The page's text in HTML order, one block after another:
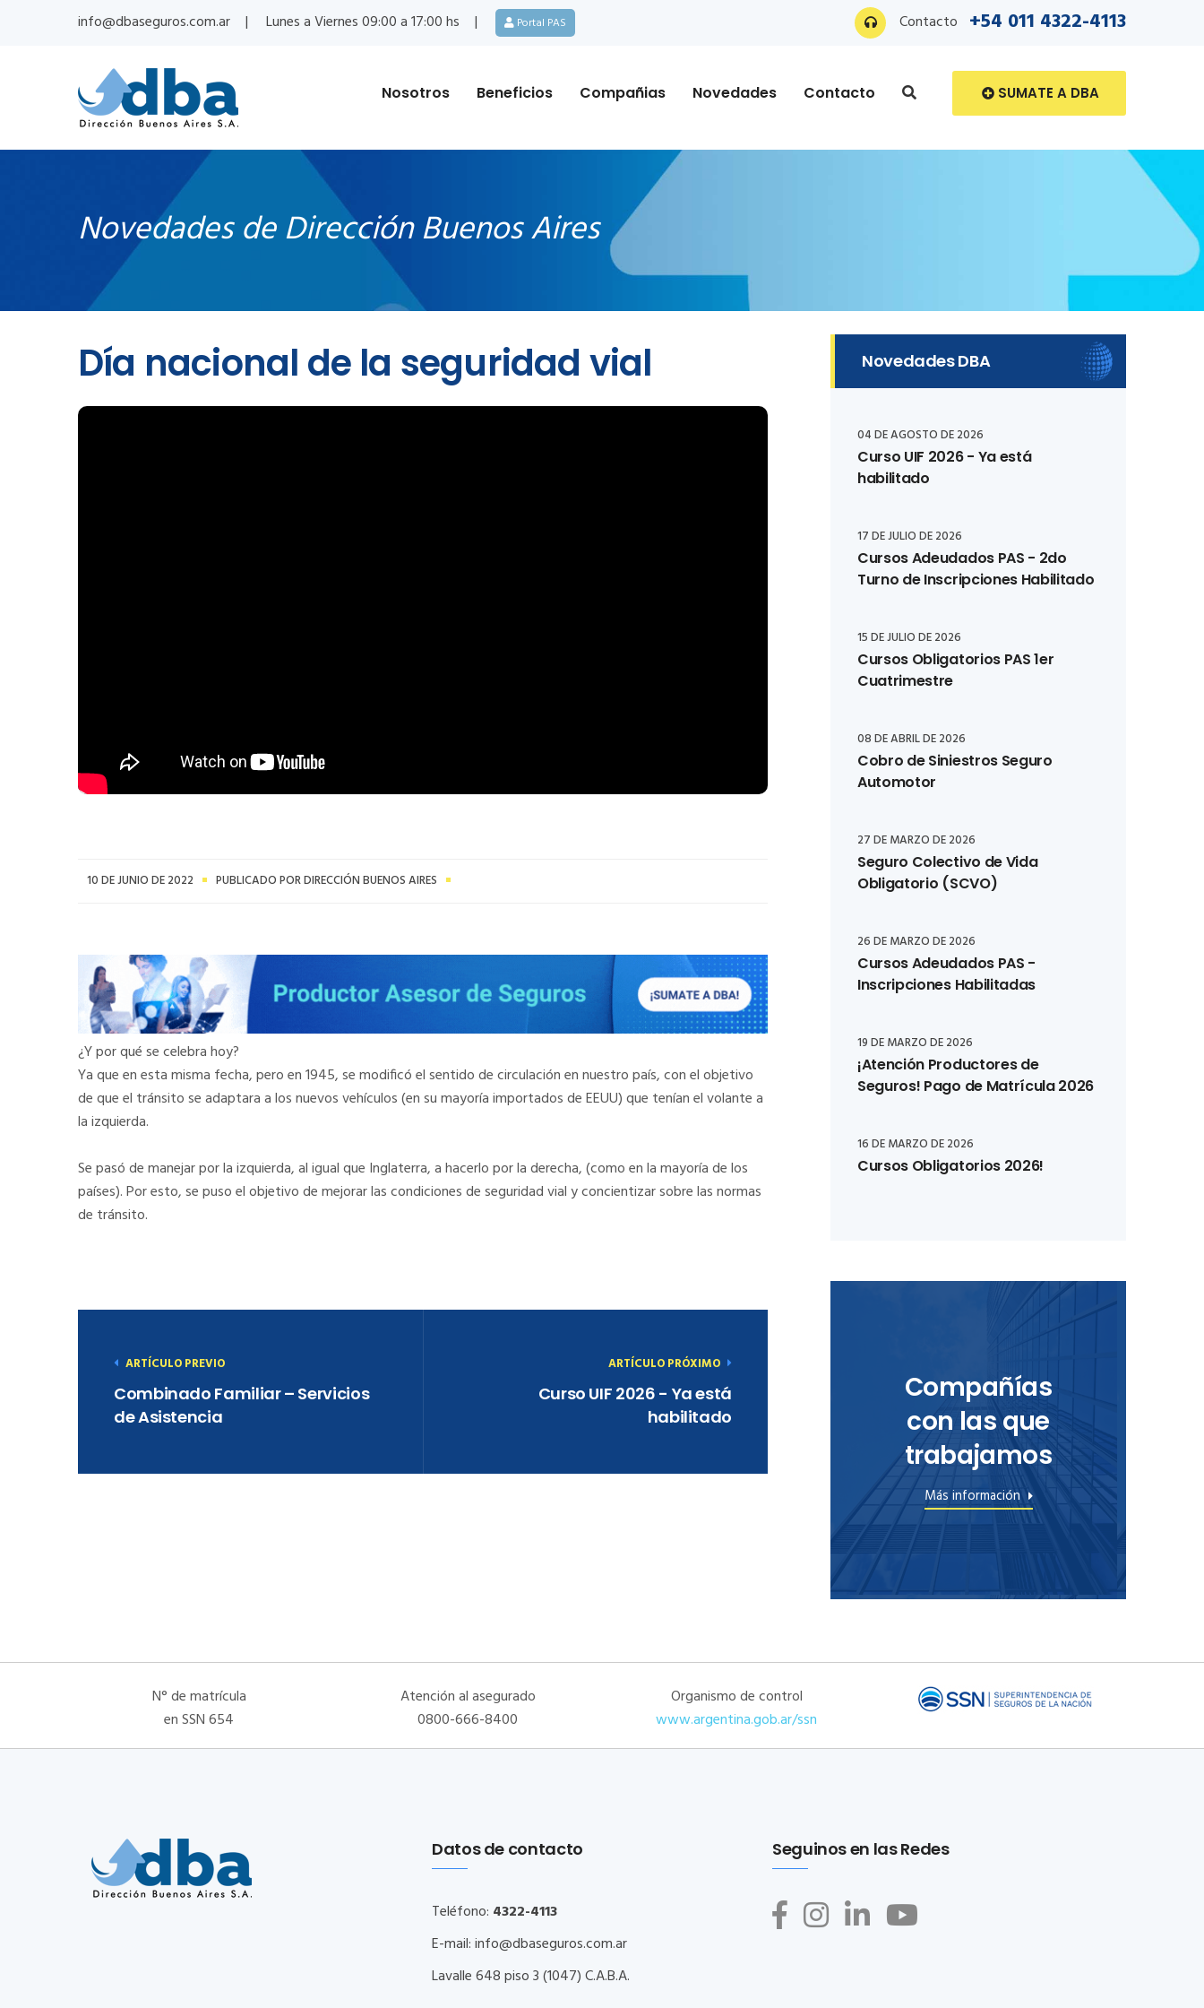
info@dbaseguros.com.ar Lunes a Viernes 09:00 a 17:00 hs Portal PAS Contacto +54 011 4322-4113
Nosotros Beneficios Compañias Novedades Contacto SUMATE A DBA
Novedades de Dirección Buenos Aires
Día nacional de la seguridad vial
10 DE JUNIO DE 2022 PUBLICADO POR DIRECCIÓN BUENOS AIRES
¿Y por qué se celebra hoy?
Ya que en esta misma fecha, pero en 1945, se modificó el sentido de circulación en nuestro país, con el objetivo
de que el tránsito se adaptara a los nuevos vehículos (en su mayoría importados de EEUU) que tenían el volante a
la izquierda.
Se pasó de manejar por la izquierda, al igual que Inglaterra, a hacerlo por la derecha, (como en la mayoría de los
países). Por esto, se puso el objetivo de mejorar las condiciones de seguridad vial y concientizar sobre las normas
de tránsito.
ARTÍCULO PREVIO
Combinado Familiar – Servicios
de Asistencia
ARTÍCULO PRÓXIMO
Curso UIF 2026 - Ya está
habilitado
Novedades DBA
04 DE AGOSTO DE 2026
Curso UIF 2026 - Ya está
habilitado
17 DE JULIO DE 2026
Cursos Adeudados PAS - 2do
Turno de Inscripciones Habilitado
15 DE JULIO DE 2026
Cursos Obligatorios PAS 1er
Cuatrimestre
08 DE ABRIL DE 2026
Cobro de Siniestros Seguro
Automotor
27 DE MARZO DE 2026
Seguro Colectivo de Vida
Obligatorio (SCVO)
26 DE MARZO DE 2026
Cursos Adeudados PAS -
Inscripciones Habilitadas
19 DE MARZO DE 2026
¡Atención Productores de
Seguros! Pago de Matrícula 2026
16 DE MARZO DE 2026
Cursos Obligatorios 2026!
Compañías
con las que
trabajamos
Más información
N° de matrícula
en SSN 654
Atención al asegurado
0800-666-8400
Organismo de control
www.argentina.gob.ar/ssn
Datos de contacto
Teléfono: 4322-4113
E-mail:info@dbaseguros.com.ar
Lavalle 648 piso 3 (1047) C.A.B.A.
Seguinos en las Redes